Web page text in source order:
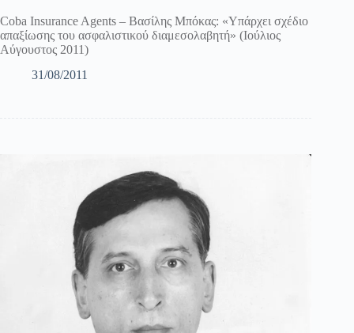
Coba Insurance Agents – Βασίλης Μπόκας: «Υπάρχει σχέδιο
απαξίωσης του ασφαλιστικού διαμεσολαβητή» (Ιούλιος
Αύγουστος 2011)
31/08/2011